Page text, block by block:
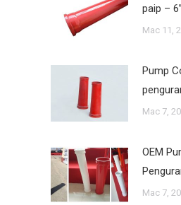
paip –
Mac 11,
Pump
Mac 7,
OEM
Mac 7,